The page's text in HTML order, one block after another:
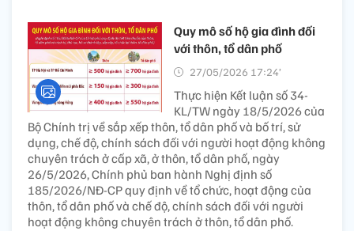
Quy mô số hộ gia đình đối
với thôn, tổ dân phố
27/05/2026 17:24’
Thực hiện Kết luận số 34-
KL/TW ngày 18/5/2026 của
Bộ Chính trị về sắp xếp thôn, tổ dân phố và bố trí, sử
dụng, chế độ, chính sách đối với người hoạt động không
chuyên trách ở cấp xã, ở thôn, tổ dân phố, ngày
26/5/2026, Chính phủ ban hành Nghị định số
185/2026/NĐ-CP quy định về tổ chức, hoạt động của
thôn, tổ dân phố và chế độ, chính sách đối với người
hoạt động không chuyên trách ở thôn, tổ dân phố.